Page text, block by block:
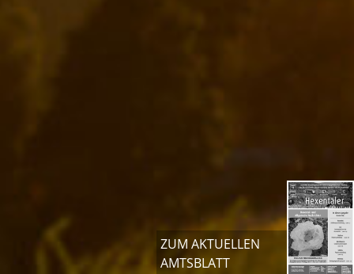
ZUM AKTUELLEN
AMTSBLATT